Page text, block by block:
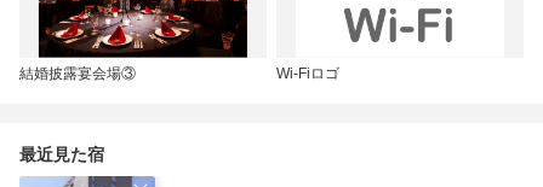
結婚披露宴会場③ Wi-Fiロゴ
最近見た宿